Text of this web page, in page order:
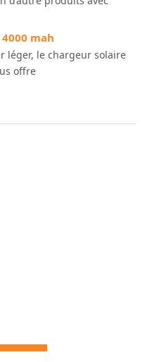
mah
léger, le chargeur solaire
offre